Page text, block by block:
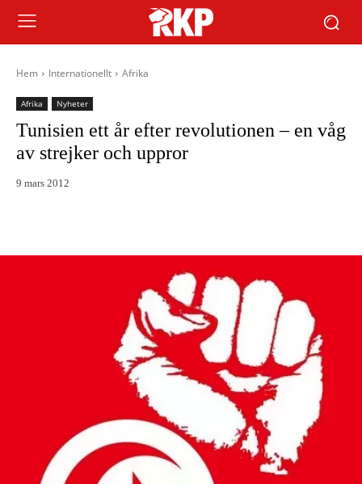
Hem Internationellt Afrika
Afrika Nyheter
Tunisien ett år efter revolutionen – en våg
av strejker och uppror
9 mars 2012